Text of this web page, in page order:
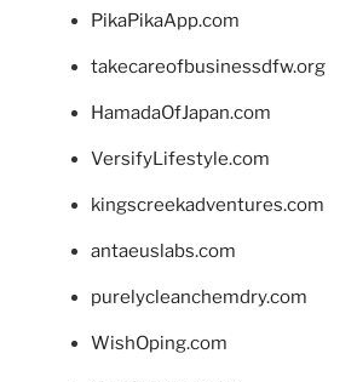
PikaPikaApp.com
takecareofbusinessdfw.org
HamadaOfJapan.com
VersifyLifestyle.com
kingscreekadventures.com
antaeuslabs.com
purelycleanchemdry.com
WishOping.com